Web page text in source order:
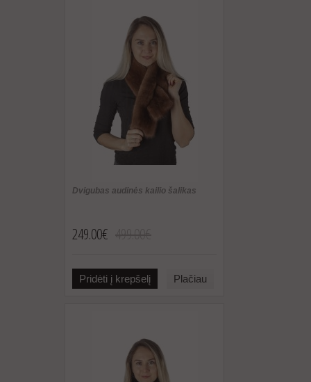
Dvigubas audinės kailio šalikas
249.00€
Pridėti į krepšelį Plačiau